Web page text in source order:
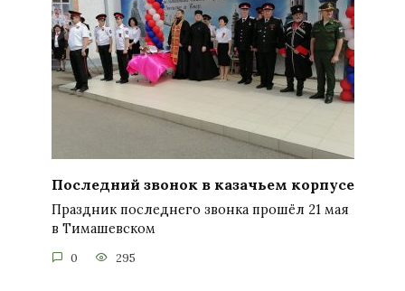
Последний звонок в казачьем корпусе
Праздник последнего звонка прошёл 21 мая
в Тимашевском
0 295